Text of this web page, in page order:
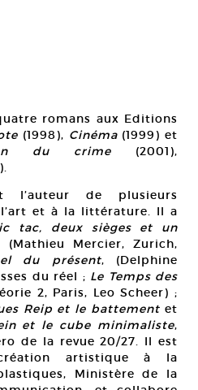
romans aux Editions
(1998), Cinéma(1999) et
du crime (2001),
l’auteur de plusieurs
l’art et à la littérature. Il a
tac, deux sièges et un
(Mathieu Mercier, Zurich,
du présent, (Delphine
du réel ; Le Temps des
2, Paris, Leo Scheer) ;
Reip et le battement et
et le cube minimaliste,
de la revue 20/27. Il est
artistique à la
Ministère de la